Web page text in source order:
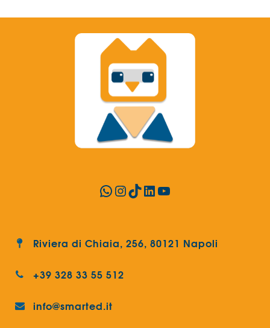
Search
WhatsApp
Instagram
TikTok
LinkedIn
YouTube
Riviera di Chiaia, 256, 80121 Napoli
+39 328 33 55 512
info@smarted.it